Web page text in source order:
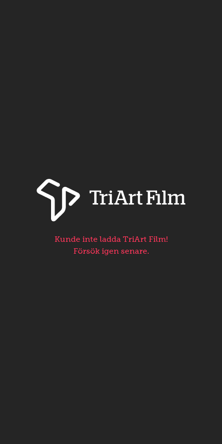
Kunde inte ladda TriArt Film!
Försök igen senare.